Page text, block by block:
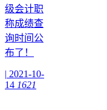
级会计职
称成绩查
询时间公
布了！
| 2021-10-
14 1621